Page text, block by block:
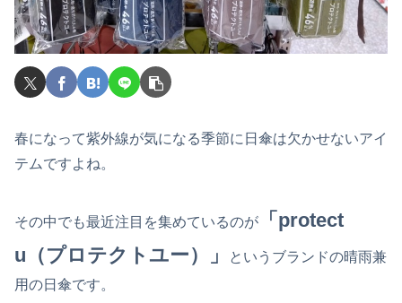
春になって紫外線が気になる季節に日傘は欠かせないアイ
テムですよね。
その中でも最近注目を集めているのが
「protect
u（プロテクトユー）」
というブランドの晴雨兼
用の日傘です。